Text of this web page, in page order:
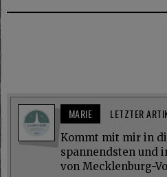
MARIE LETZTER
Kommt mit mir in
spannendsten und
von Mecklenburg-